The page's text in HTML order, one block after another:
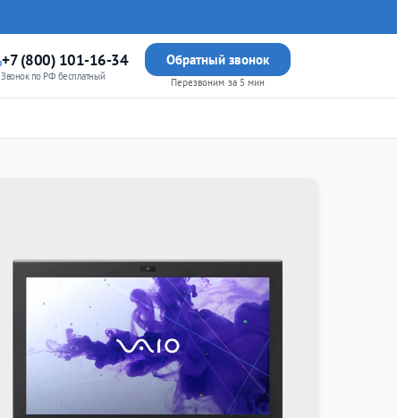
+7 (800) 101-16-34
Звонок по РФ бесплатный
Обратный звонок
Перезвоним за 5 мин